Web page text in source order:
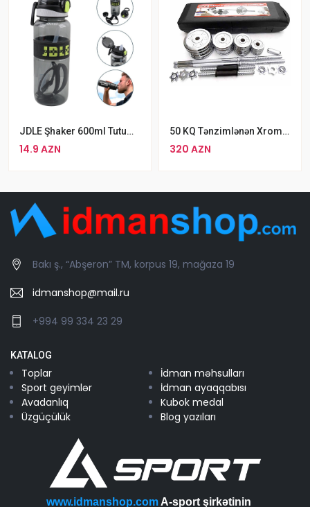
JDLE Şhaker 600ml Tutumlu Turbuckalı Su Qabı Qara
14.9 AZN
50 KQ Tənzimlənən Xrom Ştanq Qantel Dəsti Toptons Keysdə
320 AZN
Bakı ş., “Abşeron” TM, korpus 19, mağaza 19
idmanshop@mail.ru
+994 99 334 23 29
KATALOG
Toplar
İdman məhsulları
Sport geyimlər
İdman ayaqqabısı
Avadanlıq
Kubok medal
Üzgüçülük
Blog yazıları
www.idmanshop.com A-sport şirkətinin